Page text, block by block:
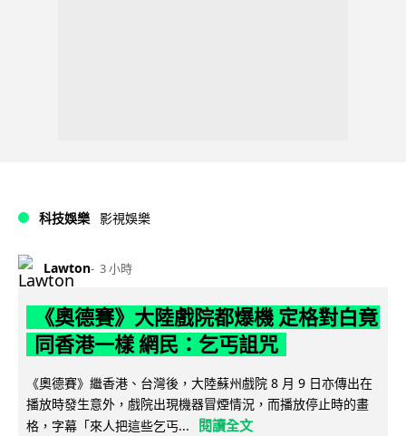
科技娛樂 影視娛樂
Lawton 3 小時
《奧德賽》大陸戲院都爆機 定格對白竟
同香港一樣 網民：乞丐詛咒
《奧德賽》繼香港、台灣後，大陸蘇州戲院 8 月 9 日亦傳出在
播放時發生意外，戲院出現機器冒煙情況，而播放停止時的畫
格，字幕「來人把這些乞丐...
閱讀全文